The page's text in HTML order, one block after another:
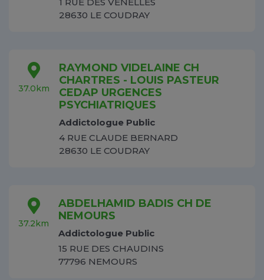
28630 LE COUDRAY
37.0km
RAYMOND VIDELAINE CH
CHARTRES - LOUIS PASTEUR
CEDAP URGENCES
PSYCHIATRIQUES
Addictologue Public
4 RUE CLAUDE BERNARD
28630 LE COUDRAY
37.2km
ABDELHAMID BADIS CH DE
NEMOURS
Addictologue Public
15 RUE DES CHAUDINS
77796 NEMOURS